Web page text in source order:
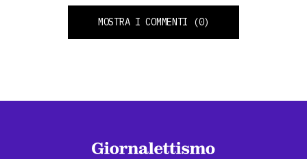
MOSTRA I COMMENTI (0)